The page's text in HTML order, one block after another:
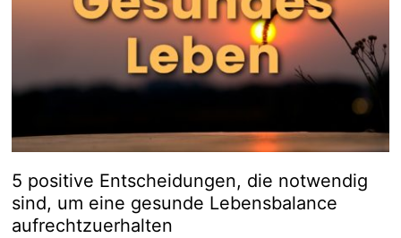
5 positive Entscheidungen, die notwendig
sind, um eine gesunde Lebensbalance
aufrechtzuerhalten